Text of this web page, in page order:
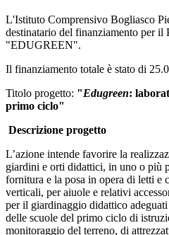
L'Istituto Comprensivo Bogliasco
destinatario del finanziamento per il
"EDUGREEN".
Il finanziamento totale è stato di
Titolo progetto: "Edugreen:
primo ciclo"
Descrizione progetto
L’azione intende favorire la
giardini e orti didattici, in uno o più
fornitura e la posa in opera di letti e
verticali, per aiuole e relativi
per il giardinaggio didattico
delle scuole del primo ciclo di
monitoraggio del terreno, di